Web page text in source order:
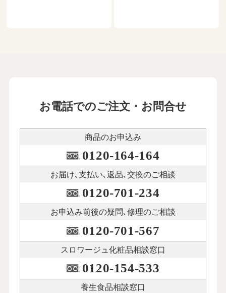
お電話でのご注文・お問合せ
商品のお申込み
0120-164-164
お届け､支払い､ 返品､交換のご相談
0120-701-234
お申込み前後の疑問､修理のご相談
0120-701-567
スロワージュ化粧品相談窓口
0120-154-533
養生食品相談窓口